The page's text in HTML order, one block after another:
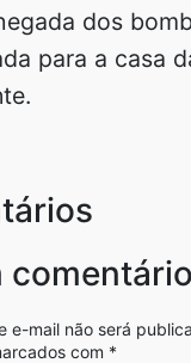
dos
para a casa
comentário
e-mail não será
com *